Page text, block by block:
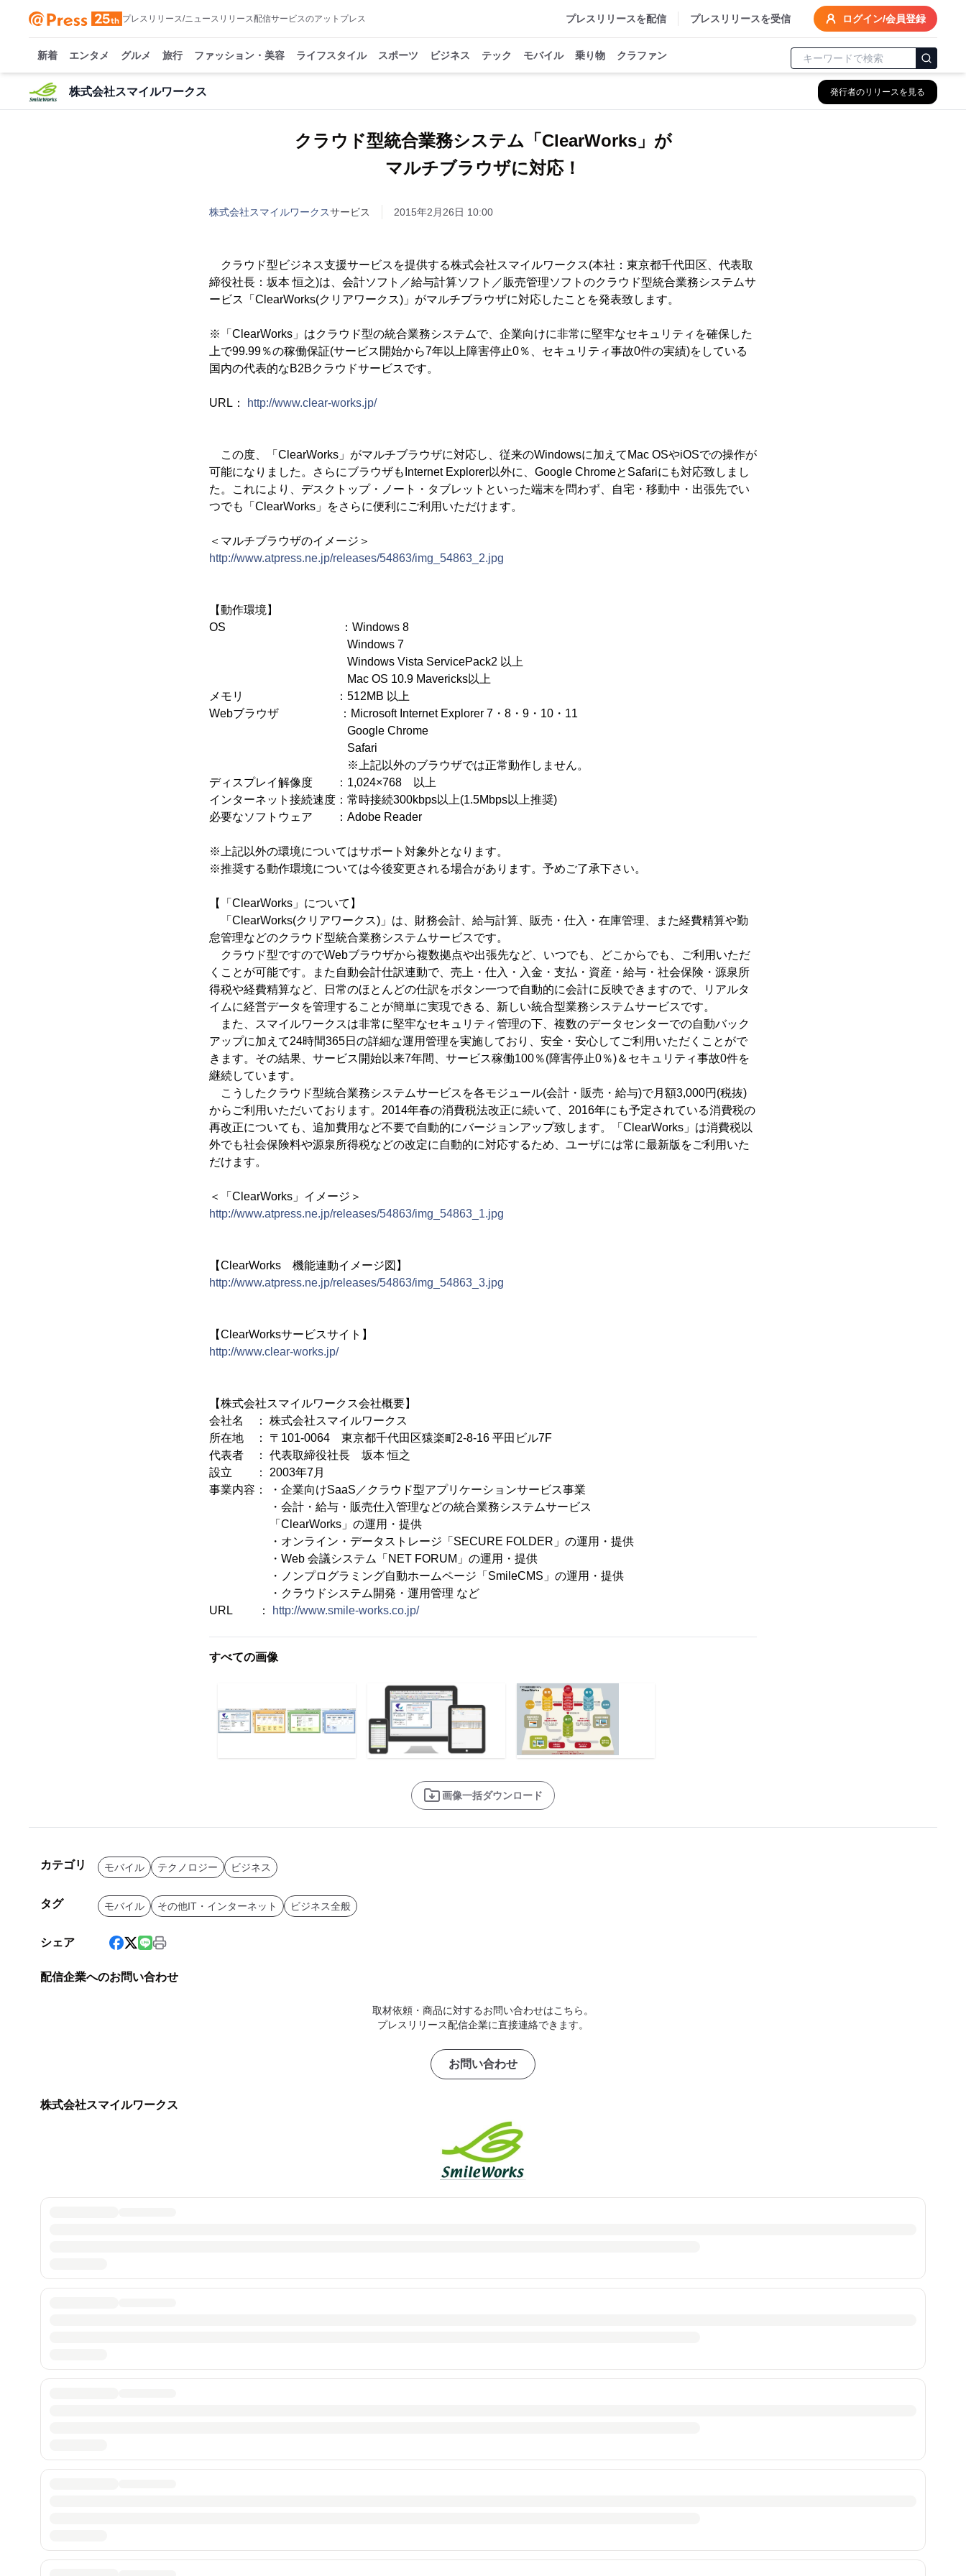
プレスリリース/ニュースリリース配信サービスのアットプレス プレスリリースを配信 プレスリリースを受信 ログイン/会員登録
新着 エンタメ グルメ 旅行 ファッション・美容 ライフスタイル スポーツ ビジネス テック モバイル 乗り物 クラファン
株式会社スマイルワークス 発行者のリリースを見る
クラウド型統合業務システム「ClearWorks」が
マルチブラウザに対応！
株式会社スマイルワークスサービス 2015年2月26日 10:00
クラウド型ビジネス支援サービスを提供する株式会社スマイルワークス(本社：東京都千代田区、代表取
締役社長：坂本 恒之)は、会計ソフト／給与計算ソフト／販売管理ソフトのクラウド型統合業務システムサ
ービス「ClearWorks(クリアワークス)」がマルチブラウザに対応したことを発表致します。
※「ClearWorks」はクラウド型の統合業務システムで、企業向けに非常に堅牢なセキュリティを確保した
上で99.99％の稼働保証(サービス開始から7年以上障害停止0％、セキュリティ事故0件の実績)をしている
国内の代表的なB2Bクラウドサービスです。
URL： http://www.clear-works.jp/
この度、「ClearWorks」がマルチブラウザに対応し、従来のWindowsに加えてMac OSやiOSでの操作が
可能になりました。さらにブラウザもInternet Explorer以外に、Google ChromeとSafariにも対応致しまし
た。これにより、デスクトップ・ノート・タブレットといった端末を問わず、自宅・移動中・出張先でい
つでも「ClearWorks」をさらに便利にご利用いただけます。
＜マルチブラウザのイメージ＞
http://www.atpress.ne.jp/releases/54863/img_54863_2.jpg
【動作環境】
OS ：Windows 8
Windows 7
Windows Vista ServicePack2 以上
Mac OS 10.9 Mavericks以上
メモリ ：512MB 以上
Webブラウザ ：Microsoft Internet Explorer 7・8・9・10・11
Google Chrome
Safari
※上記以外のブラウザでは正常動作しません。
ディスプレイ解像度 ：1,024×768 以上
インターネット接続速度：常時接続300kbps以上(1.5Mbps以上推奨)
必要なソフトウェア ：Adobe Reader
※上記以外の環境についてはサポート対象外となります。
※推奨する動作環境については今後変更される場合があります。予めご了承下さい。
【「ClearWorks」について】
「ClearWorks(クリアワークス)」は、財務会計、給与計算、販売・仕入・在庫管理、また経費精算や勤
怠管理などのクラウド型統合業務システムサービスです。
クラウド型ですのでWebブラウザから複数拠点や出張先など、いつでも、どこからでも、ご利用いただ
くことが可能です。また自動会計仕訳連動で、売上・仕入・入金・支払・資産・給与・社会保険・源泉所
得税や経費精算など、日常のほとんどの仕訳をボタン一つで自動的に会計に反映できますので、リアルタ
イムに経営データを管理することが簡単に実現できる、新しい統合型業務システムサービスです。
また、スマイルワークスは非常に堅牢なセキュリティ管理の下、複数のデータセンターでの自動バック
アップに加えて24時間365日の詳細な運用管理を実施しており、安全・安心してご利用いただくことがで
きます。その結果、サービス開始以来7年間、サービス稼働100％(障害停止0％)＆セキュリティ事故0件を
継続しています。
こうしたクラウド型統合業務システムサービスを各モジュール(会計・販売・給与)で月額3,000円(税抜)
からご利用いただいております。2014年春の消費税法改正に続いて、2016年にも予定されている消費税の
再改正についても、追加費用など不要で自動的にバージョンアップ致します。「ClearWorks」は消費税以
外でも社会保険料や源泉所得税などの改定に自動的に対応するため、ユーザには常に最新版をご利用いた
だけます。
＜「ClearWorks」イメージ＞
http://www.atpress.ne.jp/releases/54863/img_54863_1.jpg
【ClearWorks 機能連動イメージ図】
http://www.atpress.ne.jp/releases/54863/img_54863_3.jpg
【ClearWorksサービスサイト】
http://www.clear-works.jp/
【株式会社スマイルワークス会社概要】
会社名 ： 株式会社スマイルワークス
所在地 ： 〒101-0064 東京都千代田区猿楽町2-8-16 平田ビル7F
代表者 ： 代表取締役社長 坂本 恒之
設立 ： 2003年7月
事業内容： ・企業向けSaaS／クラウド型アプリケーションサービス事業
・会計・給与・販売仕入管理などの統合業務システムサービス
「ClearWorks」の運用・提供
・オンライン・データストレージ「SECURE FOLDER」の運用・提供
・Web 会議システム「NET FORUM」の運用・提供
・ノンプログラミング自動ホームページ「SmileCMS」の運用・提供
・クラウドシステム開発・運用管理 など
URL ：
http://www.smile-works.co.jp/
すべての画像
画像一括ダウンロード
カテゴリ モバイル テクノロジー ビジネス
タグ モバイル その他IT・インターネット ビジネス全般
シェア
配信企業へのお問い合わせ
取材依頼・商品に対するお問い合わせはこちら。
プレスリリース配信企業に直接連絡できます。
お問い合わせ
株式会社スマイルワークス